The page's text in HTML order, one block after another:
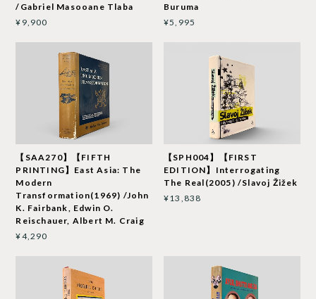
/Gabriel Masooane Tlaba
¥9,900
Buruma
¥5,995
【SAA270】【FIFTH
PRINTING】East Asia: The
Modern
Transformation(1969) /John
K. Fairbank, Edwin O.
Reischauer, Albert M. Craig
¥4,290
【SPH004】【FIRST
EDITION】Interrogating
The Real(2005) /Slavoj Žižek
¥13,838